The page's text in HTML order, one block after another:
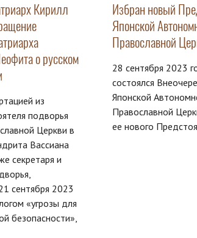
Кирилл
о русском
из
подворья
Церкви в
Вассиана
секретаря и
сентября 2023
«угрозы для
безопасности»,
Избран новый
Японской
Православной
28 сентября 2023
состоялся
Японской
Православной
ее нового